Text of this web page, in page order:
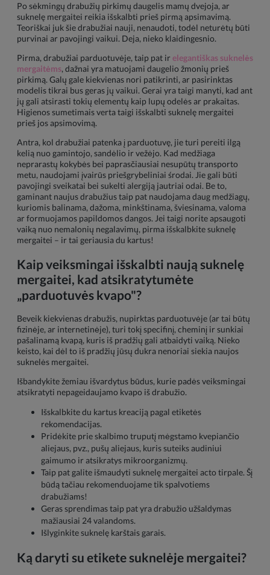
Po sėkmingų drabužių pirkimų daugelis mamų dvejoja, ar
suknelę mergaitei reikia išskalbti prieš pirmą apsimavimą.
Teoriškai juk šie drabužiai nauji, nenaudoti, todėl neturėtų būti
purvinai ar pavojingi vaikui. Deja, nieko klaidingesnio.
Pirma, drabužiai parduotuvėje, taip pat irelegantiškas suknelės
mergaitėms, dažnai yra matuojami daugelio žmonių prieš
pirkimą. Galų gale kiekvienas nori patikrinti, ar pasirinktas
modelis tikrai bus geras jų vaikui. Gerai yra taigi manyti, kad ant
jų gali atsirasti tokių elementų kaip lupų odelės ar prakaitas.
Higienos sumetimais verta taigi išskalbti suknelę mergaitei
prieš jos apsimovimą.
Antra, kol drabužiai patenka į parduotuvę, jie turi pereiti ilgą
kelią nuo gamintojo, sandėlio ir vežėjo. Kad medžiaga
neprarastų kokybės bei paprasčiausiai nesupūtų transporto
metu, naudojami įvairūs priešgrybeliniai środai. Jie gali būti
pavojingi sveikatai bei sukelti alergiją jautriai odai. Be to,
gaminant naujus drabužius taip pat naudojama daug medžiagų,
kuriomis balinama, dažoma, minkštinama, šviesinama, valoma
ar formuojamos papildomos dangos. Jei taigi norite apsaugoti
vaiką nuo nemalonių negalavimų, pirma išskalbkite suknelę
mergaitei – ir tai geriausia du kartus!
Kaip veiksmingai išskalbti naują suknelę
mergaitei, kad atsikratytumėte
„parduotuvės kvapo"?
Beveik kiekvienas drabužis, nupirktas parduotuvėje (ar tai būtų
fizinėje, ar internetinėje), turi tokį specifinį, cheminį ir sunkiai
pašalinamą kvapą, kuris iš pradžių gali atbaidyti vaiką. Nieko
keisto, kai dėl to iš pradžių jūsų dukra nenoriai siekia naujos
suknelės mergaitei.
Išbandykite žemiau išvardytus būdus, kurie padės veiksmingai
atsikratyti nepageidaujamo kvapo iš drabužio.
Išskalbkite du kartus kreaciją pagal etiketės
rekomendacijas.
Pridėkite prie skalbimo truputį mėgstamo kvepiančio
aliejaus, pvz., pušų aliejaus, kuris suteiks audiniui
gaimumo ir atsikratys mikroorganizmų.
Taip pat galite išmaudyti suknelę mergaitei acto tirpale. Šį
būdą tačiau rekomenduojame tik spalvotiems
drabužiams!
Geras sprendimas taip pat yra drabužio užšaldymas
mažiausiai 24 valandoms.
Išlyginkite suknelę karštais garais.
Ką daryti su etikete suknelėje mergaitei?